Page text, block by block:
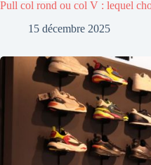
Pull col rond ou col V : lequel
15 décembre 2025